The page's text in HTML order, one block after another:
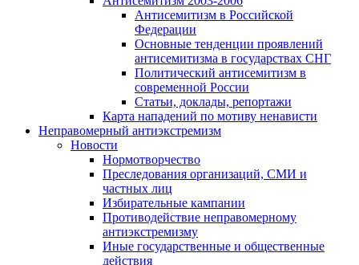
Антисемитизм в Российской
Федерации
Основные тенденции проявлений
антисемитизма в государствах СНГ
Политический антисемитизм в
современной России
Статьи, доклады, репортажи
Карта нападений по мотиву ненависти
Неправомерный антиэкстремизм
Новости
Нормотворчество
Преследования организаций, СМИ и
частных лиц
Избирательные кампании
Противодействие неправомерному
антиэкстремизму
Иные государственные и общественные
действия